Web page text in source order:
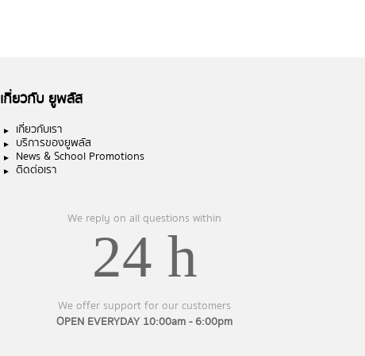
เกี่ยวกับ ยูพลัส
เกี่ยวกับเรา
บริการของยูพลัส
News & School Promotions
ติดต่อเรา
We reply on all questions within
24 h
We offer support for our customers
OPEN EVERYDAY 10:00am - 6:00pm